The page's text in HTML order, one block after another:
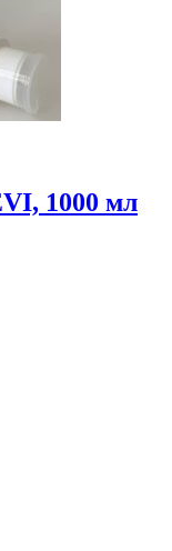
1000 мл